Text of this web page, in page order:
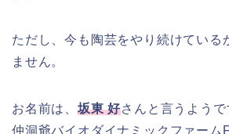
ただし、今も陶芸をやり続けている
ません。
お名前は、 坂東 好さんと言うようで
仲洞爺バイオダイナミックファーム